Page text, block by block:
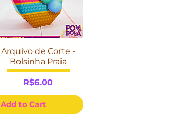
Arquivo de Corte -
Bolsinha Praia
Price
R$6.00
Add to Cart